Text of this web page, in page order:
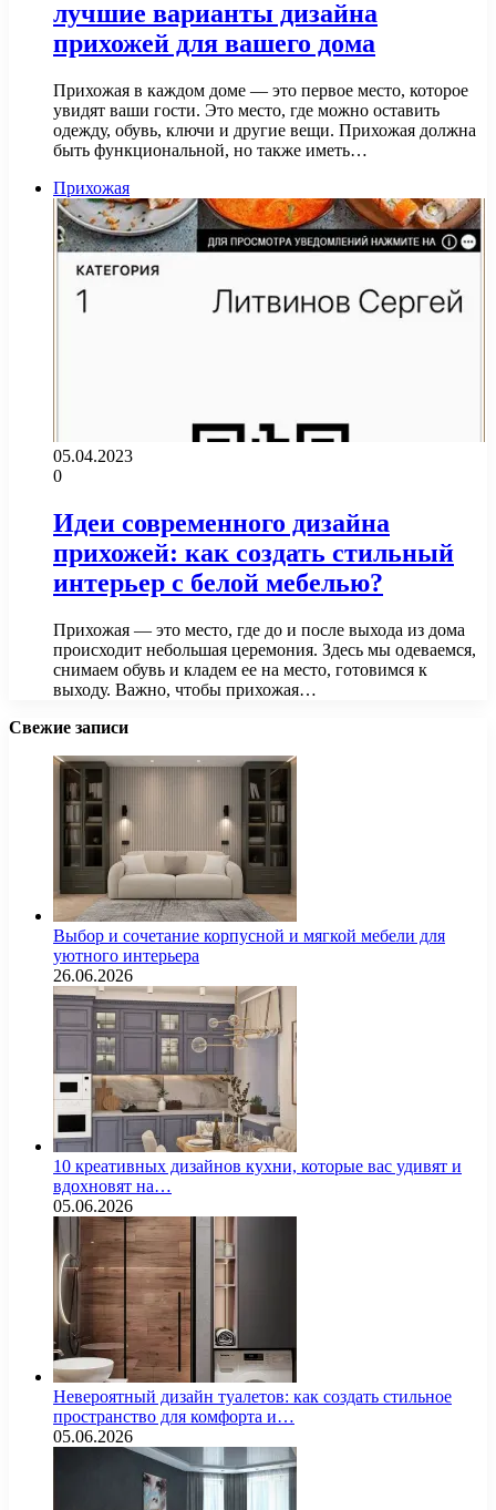
лучшие варианты дизайна
прихожей для вашего дома
Прихожая в каждом доме — это первое место, которое
увидят ваши гости. Это место, где можно оставить
одежду, обувь, ключи и другие вещи. Прихожая должна
быть функциональной, но также иметь…
Прихожая
05.04.2023
0
Идеи современного дизайна
прихожей: как создать стильный
интерьер с белой мебелью?
Прихожая — это место, где до и после выхода из дома
происходит небольшая церемония. Здесь мы одеваемся,
снимаем обувь и кладем ее на место, готовимся к
выходу. Важно, чтобы прихожая…
Свежие записи
Выбор и сочетание корпусной и мягкой мебели для
уютного интерьера
26.06.2026
10 креативных дизайнов кухни, которые вас удивят и
вдохновят на…
05.06.2026
Невероятный дизайн туалетов: как создать стильное
пространство для комфорта и…
05.06.2026